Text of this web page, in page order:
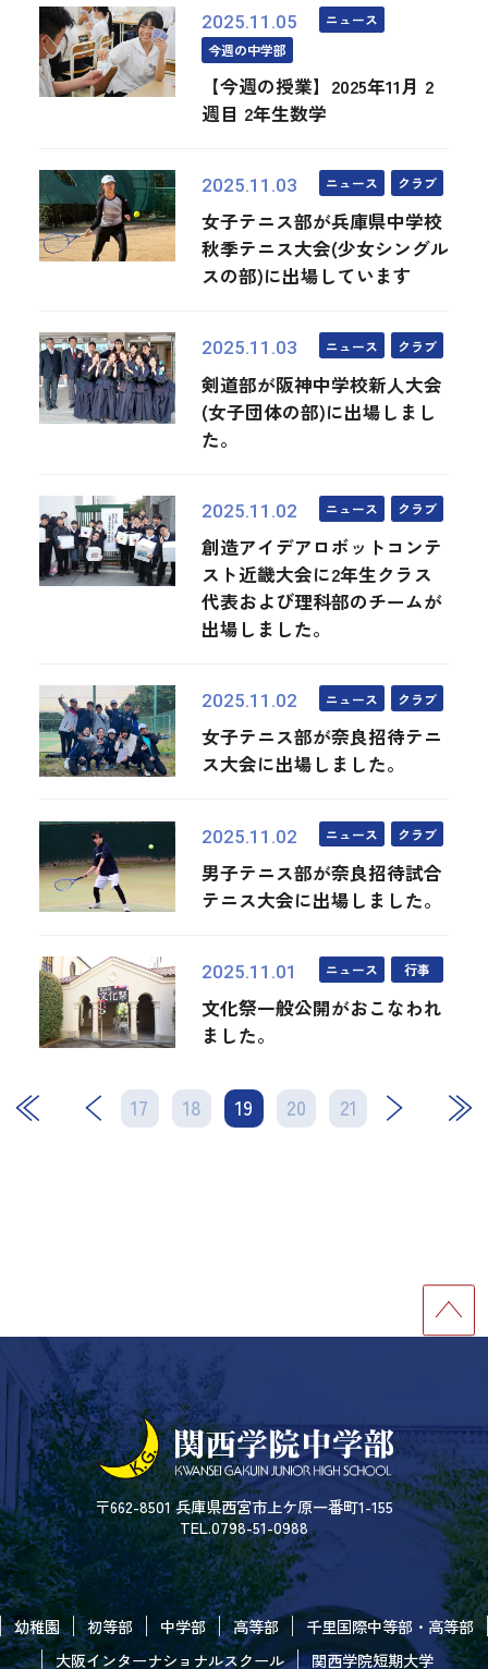
2025.11.05
ニュース
今週の中学部
【今週の授業】2025年11月 2
週目 2年生数学
2025.11.03 ニュース クラブ
女子テニス部が兵庫県中学校
秋季テニス大会(少女シングル
スの部)に出場しています
2025.11.03 ニュース クラブ
剣道部が阪神中学校新人大会
(女子団体の部)に出場しまし
た。
2025.11.02 ニュース クラブ
創造アイデアロボットコンテ
スト近畿大会に2年生クラス
代表および理科部のチームが
出場しました。
2025.11.02 ニュース クラブ
女子テニス部が奈良招待テニ
ス大会に出場しました。
2025.11.02 ニュース クラブ
男子テニス部が奈良招待試合
テニス大会に出場しました。
2025.11.01 ニュース 行事
文化祭一般公開がおこなわれ
ました。
17 18 19 20 21
次 最後
〒662-8501 兵庫県西宮市上ケ原一番町1-155
TEL.0798-51-0988
幼稚園 初等部 中学部 高等部
千里国際中等部・高等部
大阪インターナショナルスクール
関西学院短期大学